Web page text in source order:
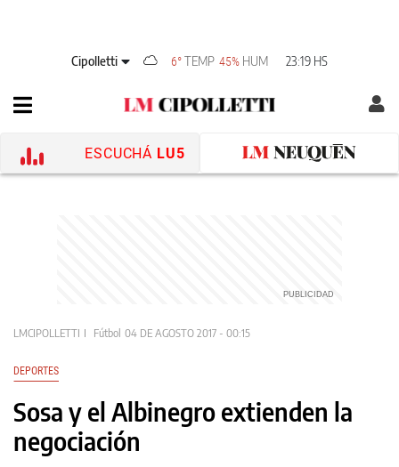
Cipolletti 6°TEMP 45% HUM 23:19 HS
ESCUCHÁ LU5
LMCIPOLLETTI Fútbol 04 DE AGOSTO 2017 - 00:15
DEPORTES
Sosa y el Albinegro extienden la
negociación